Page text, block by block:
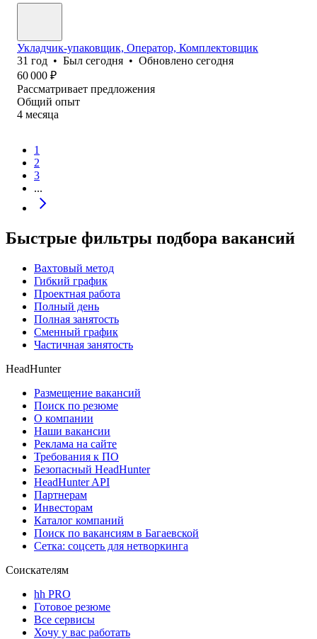
Укладчик-упаковщик, Оператор, Комплектовщик
31 год • Был сегодня • Обновлено сегодня
60 000 ₽
Рассматривает предложения
Общий опыт
4 месяца
1
2
3
...
Быстрые фильтры подбора вакансий
Вахтовый метод
Гибкий график
Проектная работа
Полный день
Полная занятость
Сменный график
Частичная занятость
HeadHunter
Размещение вакансий
Поиск по резюме
О компании
Наши вакансии
Реклама на сайте
Требования к ПО
Безопасный HeadHunter
HeadHunter API
Партнерам
Инвесторам
Каталог компаний
Поиск по вакансиям в Багаевской
Сетка: соцсеть для нетворкинга
Соискателям
hh PRO
Готовое резюме
Все сервисы
Хочу у вас работать